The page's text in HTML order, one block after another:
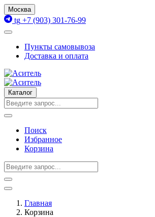
Москва
tg +7 (903) 301-76-99
Пункты самовывоза
Доставка и оплата
Каталог
Поиск
Избранное
Корзина
Главная
Корзина